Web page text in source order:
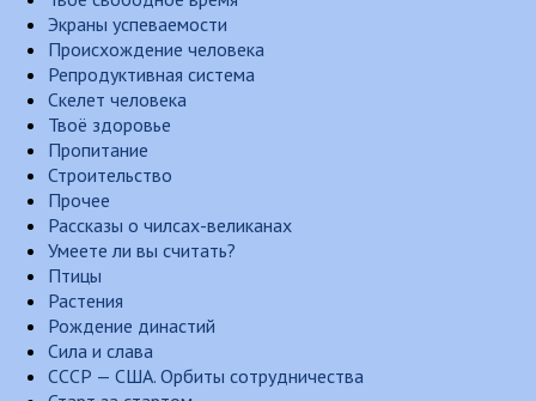
Экраны успеваемости
Происхождение человека
Репродуктивная система
Скелет человека
Твоё здоровье
Пропитание
Строительство
Прочее
Рассказы о чилсах-великанах
Умеете ли вы считать?
Птицы
Растения
Рождение династий
Сила и слава
СССР — США. Орбиты сотрудничества